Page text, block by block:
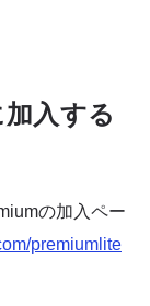
入する
の加入ペー
premiumlite